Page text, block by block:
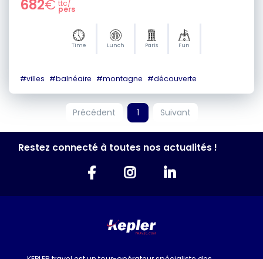
682€ ttc/
pers
Time Lunch Paris Fun
#villes #balnéaire #montagne #découverte
Précédent 1 Suivant
Restez connecté à toutes nos actualités !